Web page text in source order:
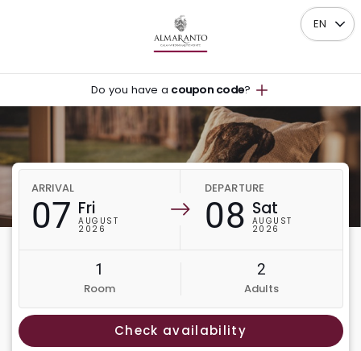
Do you have a coupon code?
EN
ARRIVAL
07 Fri
AUGUST
2026
DEPARTURE
08 Sat
AUGUST
2026
1
Room
2
Adults
Check availability